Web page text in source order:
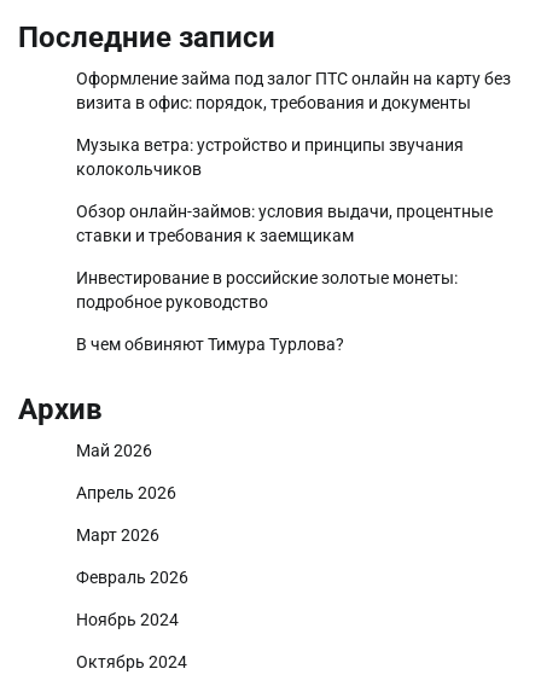
Последние записи
Оформление займа под залог ПТС онлайн на карту без
визита в офис: порядок, требования и документы
Музыка ветра: устройство и принципы звучания
колокольчиков
Обзор онлайн-займов: условия выдачи, процентные
ставки и требования к заемщикам
Инвестирование в российские золотые монеты:
подробное руководство
В чем обвиняют Тимура Турлова?
Архив
Май 2026
Апрель 2026
Март 2026
Февраль 2026
Ноябрь 2024
Октябрь 2024